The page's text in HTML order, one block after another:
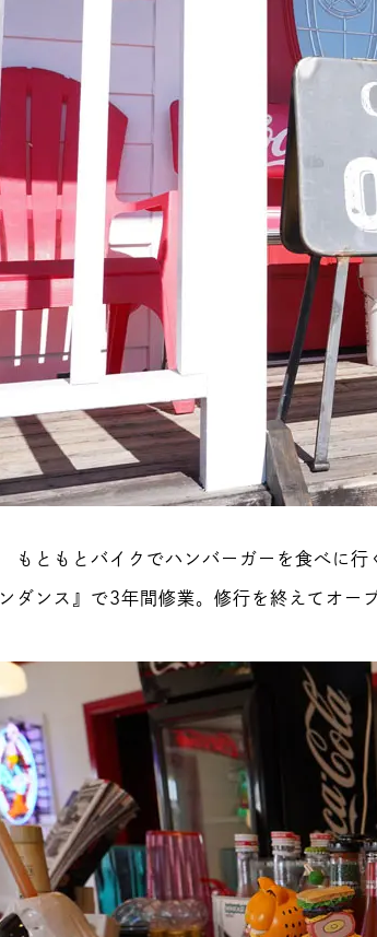
もともとバイクでハンバーガーを食べに行
ンダンス』で3年間修業。修行を終えてオー